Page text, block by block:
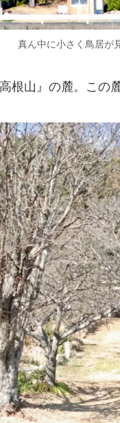
真ん中に小さく鳥居が
根山』の麓。この